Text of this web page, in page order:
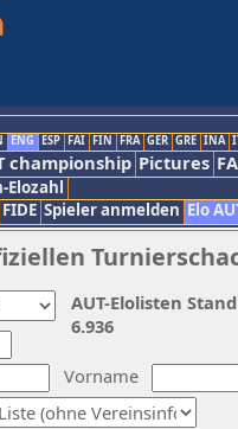
ENG ESP FAI FIN FRA GER GRE INA
championship Pictures
Elozahl
FIDE Spieler anmelden Elo
Vorname
AUT-Elolisten
6.936